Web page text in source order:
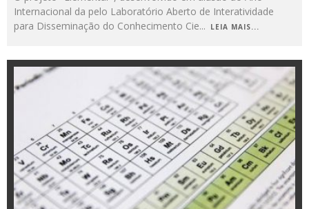
Internacional da pelo Laboratório Aberto de Interatividade
para Disseminação do Conhecimento Cie... LEIA MAIS...